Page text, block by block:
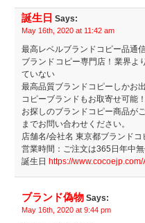
誕生日 Says:
May 16th, 2020 at 11:42 am
最高レベルブランドコピー品通
ブランドコピー専門店！業界よ
ていない
最高品質ブランドコピーしかお
コピーブランドもお取寄せ可能
お探しのブランドコピー商品が
までお問い合わせください。
店舗名/会社名 東京都ブランドコ
営業時間：ご注文は365日年中
誕生日 https://
ブランド偽物 Says:
May 16th, 2020 at 9:44 pm